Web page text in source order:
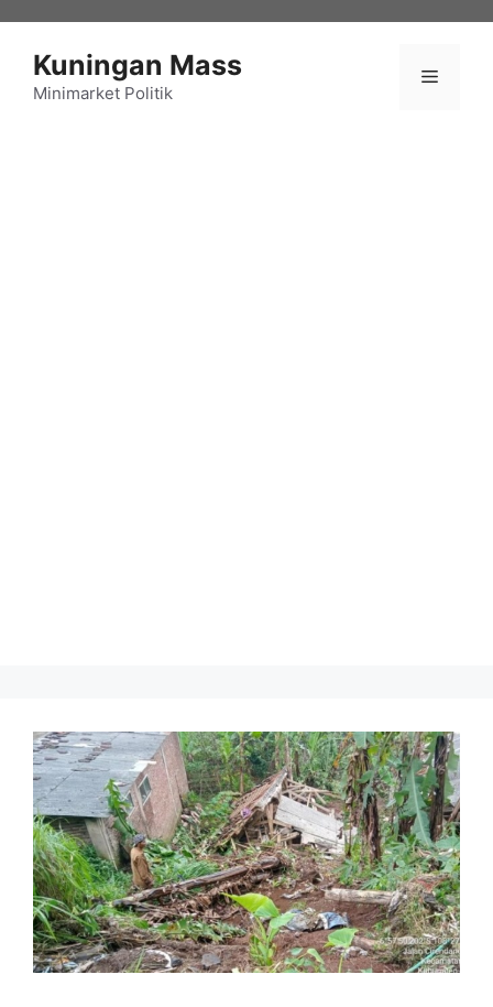
Kuningan Mass
Minimarket Politik
Menu